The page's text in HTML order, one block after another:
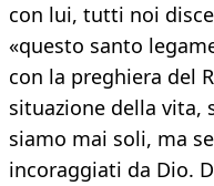
con lui, tutti noi
«questo santo
con la preghiera del
situazione della vita,
siamo mai soli, ma
incoraggiati da Dio.